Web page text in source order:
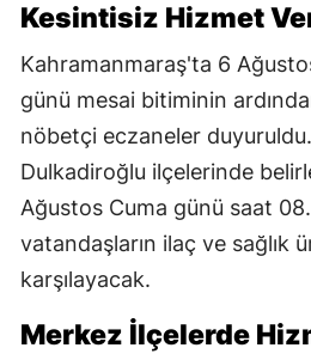
Kesintisiz Hizmet
Kahramanmaraş'ta 6
günü mesai bitiminin
nöbetçi eczaneler
Dulkadiroğlu ilçelerinde
Ağustos Cuma günü saat
vatandaşların ilaç ve sağlık
karşılayacak.
Merkez İlçelerde